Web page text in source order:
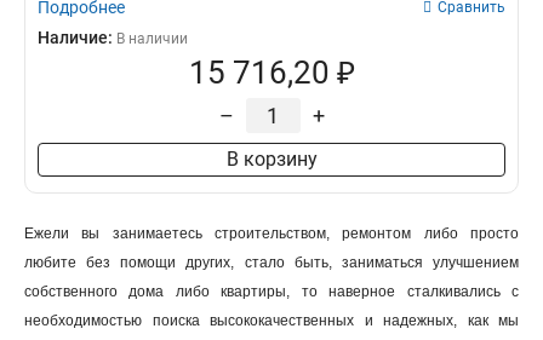
Подробнее Сравнить
Наличие: В наличии
15 716,20 ₽
– +
В корзину
Ежели вы занимаетесь строительством, ремонтом либо просто
любите без помощи других, стало быть, заниматься улучшением
собственного дома либо квартиры, то наверное сталкивались с
необходимостью поиска высококачественных и надежных, как мы